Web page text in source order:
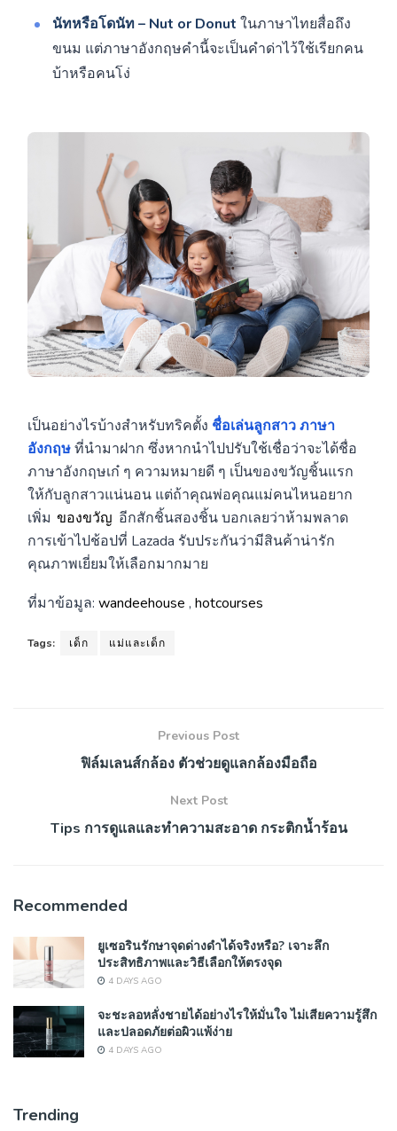
นัทหรือโดนัท – Nut or Donut ในภาษาไทยสื่อถึง
ขนม แต่ภาษาอังกฤษคำนี้จะเป็นคำด่าไว้ใช้เรียกคน
บ้าหรือคนโง่
เป็นอย่างไรบ้างสำหรับทริคตั้ง ชื่อเล่นลูกสาว ภาษา
อังกฤษที่นำมาฝาก ซึ่งหากนำไปปรับใช้เชื่อว่าจะได้ชื่อ
ภาษาอังกฤษเก๋ ๆ ความหมายดี ๆ เป็นของขวัญชิ้นแรก
ให้กับลูกสาวแน่นอน แต่ถ้าคุณพ่อคุณแม่คนไหนอยาก
เพิ่ม ของขวัญ อีกสักชิ้นสองชิ้น บอกเลยว่าห้ามพลาด
การเข้าไปช้อปที่ Lazada รับประกันว่ามีสินค้าน่ารัก
คุณภาพเยี่ยมให้เลือกมากมาย
ที่มาข้อมูล: wandeehouse , hotcourses
Tags: เด็ก แม่และเด็ก
Previous Post
ฟิล์มเลนส์กล้อง ตัวช่วยดูแลกล้องมือถือ
Next Post
Tips การดูแลและทำความสะอาด กระติกน้ำร้อน
Recommended
ยูเซอรินรักษาจุดด่างดำได้จริงหรือ? เจาะลึก
ประสิทธิภาพและวิธีเลือกให้ตรงจุด
4 DAYS AGO
จะชะลอหลั่งชายได้อย่างไรให้มั่นใจ ไม่เสียความรู้สึก
และปลอดภัยต่อผิวแพ้ง่าย
4 DAYS AGO
Trending